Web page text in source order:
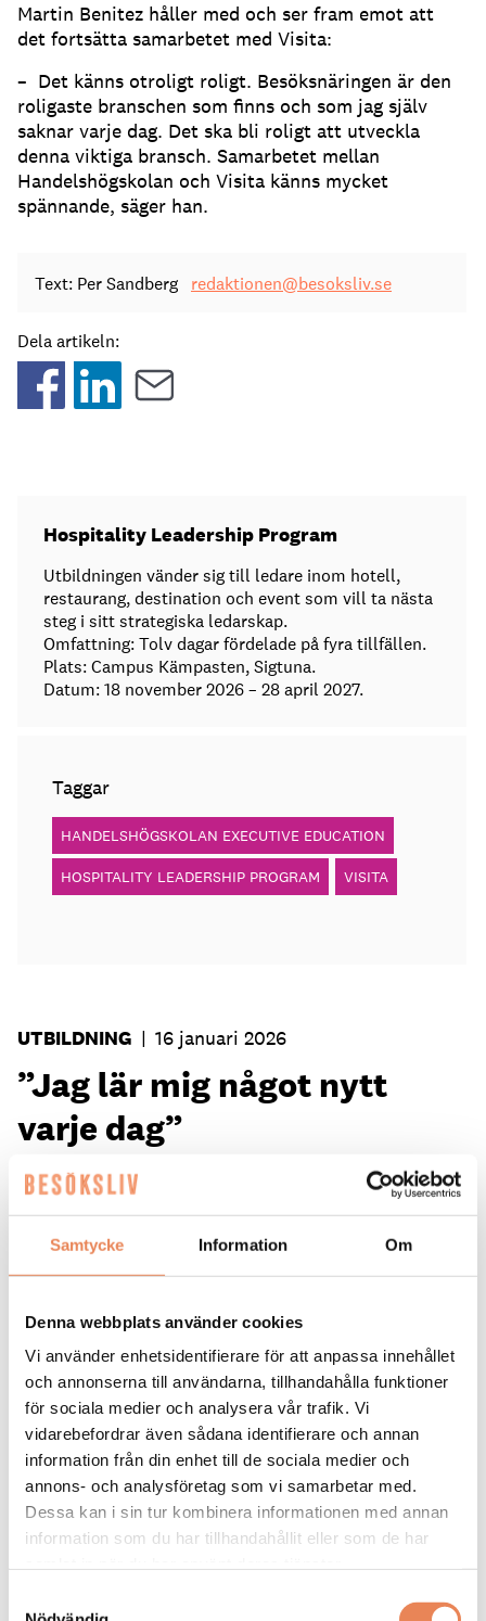
Samtycke Information Om
Denna webbplats använder cookies
Vi använder enhetsidentifierare för att anpassa innehållet
och annonserna till användarna, tillhandahålla funktioner
för sociala medier och analysera vår trafik. Vi
vidarebefordrar även sådana identifierare och annan
information från din enhet till de sociala medier och
annons- och analysföretag som vi samarbetar med.
Dessa kan i sin tur kombinera informationen med annan
information som du har tillhandahållit eller som de har
Martin Benitez håller med och ser fram emot att
det fortsätta samarbetet med Visita:
– Det känns otroligt roligt. Besöksnäringen är den
roligaste branschen som finns och som jag själv
saknar varje dag. Det ska bli roligt att utveckla
denna viktiga bransch. Samarbetet mellan
Handelshögskolan och Visita känns mycket
spännande, säger han.
Text: Per Sandberg redaktionen@besoksliv.se
Dela artikeln:
Hospitality Leadership Program
Utbildningen vänder sig till ledare inom hotell,
restaurang, destination och event som vill ta nästa
steg i sitt strategiska ledarskap.
Omfattning: Tolv dagar fördelade på fyra tillfällen.
Plats: Campus Kämpasten, Sigtuna.
Datum: 18 november 2026 – 28 april 2027.
Taggar
HANDELSHÖGSKOLAN EXECUTIVE EDUCATION
HOSPITALITY LEADERSHIP PROGRAM VISITA
UTBILDNING | 16 januari 2026
”Jag lär mig något nytt
varje dag”
Gymnasieeleven Inez Harring lär sig mycket när hon jobbar
extra på Strand Hotel i Visby.
NYHETER. Inez Harring går tredje året
på Hotell- och turismprogrammet. När
hon inte pluggar så jobbar hon extra
på Strand Hotel i Visby. ”Det är en
bransch där man får testa mycket. Alla
är så hjälpsamma”, säger hon.